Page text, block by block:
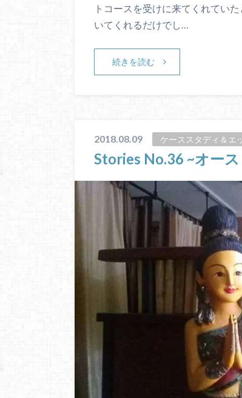
トコースを受けに来てくれてい
いてくれるだけでし…
続きを読む
2018.08.09 ケーススタディ＆エ
Stories No.36 ~オー